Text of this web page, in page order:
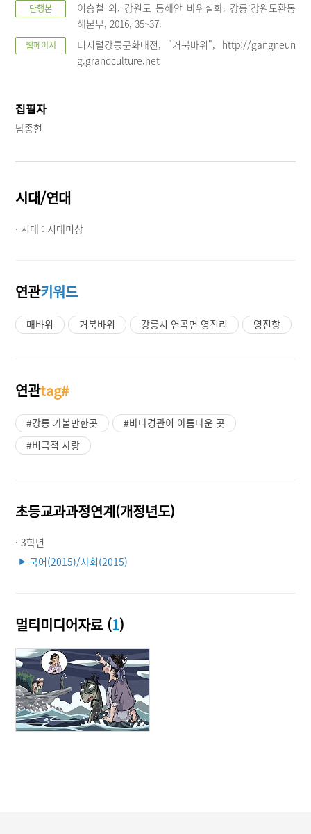
단행본
이승철 외. 강원도 동해안 바위설화. 강릉:강원도환동
해본부, 2016, 35~37.
웹페이지
디지털강릉문화대전, "거북바위", http://gangneun
g.grandculture.net
집필자
남종현
시대/연대
· 시대 : 시대미상
연관키워드
매바위 거북바위 강릉시 연곡면 영진리 영진항
연관tag#
#강릉 가볼만한곳
#바다경관이 아름다운 곳
#비극적 사랑
초등교과과정연계(개정년도)
· 3학년
▶ 국어(2015)/사회(2015)
멀티미디어자료 (1)